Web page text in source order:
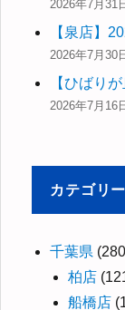
2026年7月31
【泉店】
2026年7月30
【ひばり
2026年7月16
カテゴリー
千葉県
柏店
船橋店